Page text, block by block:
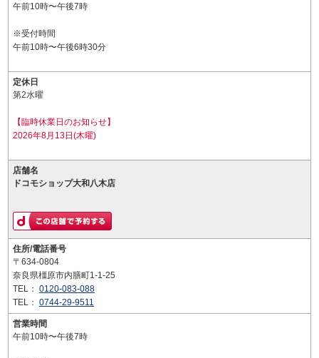
午前10時〜午後7時
※受付時間
午前10時〜午後6時30分
定休日
第2水曜
【臨時休業日のお知らせ】
2026年8月13日(木曜)
店舗名
ドコモショップ大和八木店
住所/電話番号
〒634-0804
奈良県橿原市内膳町1-1-25
TEL： 0120-083-088
TEL： 0744-29-9511
営業時間
午前10時〜午後7時